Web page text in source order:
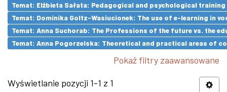
Temat: Elżbieta Sałata: Pedagogical and psychological
Temat: Dominika Goltz-Wasiucionek: The use of e-learning in
Temat: Anna Suchorab: The Professions of the future vs. the
Temat: Anna Pogorzelska: Theoretical and practical areas of
Pokaż filtry zaawansowane
Wyświetlanie pozycji 1-1 z 1